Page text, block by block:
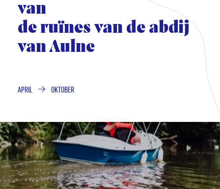
van
de ruïnes van de abdij
van Aulne
APRIL OKTOBER